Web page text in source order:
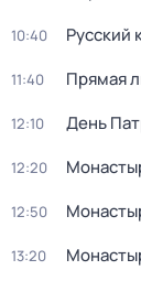
10:40 Русский
11:40 Прямая
12:10 Дeнь
12:20
12:50
13:20